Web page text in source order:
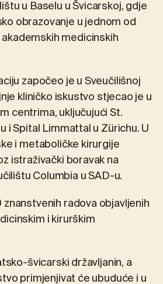
u Baselu u Švicarskoj, gdje
obrazovanje u jednom od
medicinskih
započeo je u Sveučilišnoj
kliničko iskustvo stjecao je u
centrima, uključujući St.
i Spital Limmattal u Zürichu. U
i metaboličke kirurgije
istraživački boravak na
Columbia u SAD-u.
radova objavljenih
i kirurškim
švicarski državljanin, a
primjenjivat će ubuduće i u